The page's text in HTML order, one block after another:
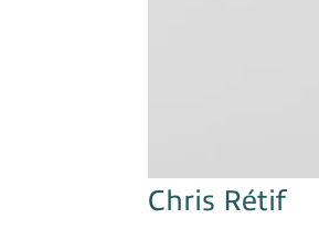
Chris Rétif